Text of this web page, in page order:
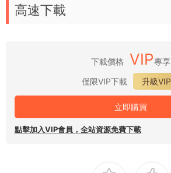
高速下載
下載價格 VIP專享
僅限VIP下載
升級VIP
立即購買
點擊加入VIP會員，全站資源免費下載